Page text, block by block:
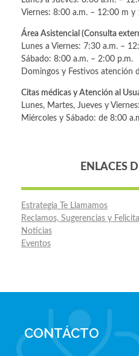
Viernes: 8:00 a.m. – 12:00 m
Área Asistencial (Consulta
Lunes a Viernes: 7:30 a.m. –
Sábado: 8:00 a.m. – 2:00 p.m.
Domingos y Festivos atención
Citas médicas y Atención al
Lunes, Martes, Jueves y
Miércoles y Sábado: de 8:00
ENLACES
Estrategia Te Llamamos
Reclamos, Sugerencias y
Noticias
Eventos
CONTÁCTO